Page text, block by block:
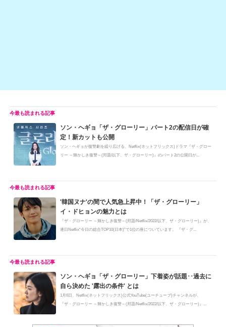
ソン・ヘギョ「ザ・グローリー」パート2の配信日が確
定！新カットも公開
ソン・ヘギョが復讐劇を繰り広げる、Netflix(ネットフリックス)ドラマ『ザ・グロー
リー ～輝かしき復讐～(邦題/以下、ザ・グローリー)』のパート2の公開日が...
'韓国ヌナ'の間で人気急上昇中！「ザ・グローリー」
イ・ドヒョンの魅力とは
『ザ・グローリー ～輝かしき復讐～(邦題/Netflix/2022/以下、ザ・グローリー)』が、
連日Netflix“今日の総合TOP10(日本)”で1位の座についています。 『ザ・グ...
ソン・ヘギョ「ザ・グローリー」下着姿が話題･･過去に
自ら決めた '露出の条件' とは
1月6日、Netflix(ネットフリックス)公式YouTube(ユーチューブ)チャンネルが、
『ザ・グローリー ～輝かしき復讐～(邦題/Netflix/2022/以下、ザ・グローリー)』...